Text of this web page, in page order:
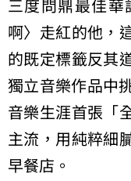
三度問鼎最佳
啊〉走紅的他，
的既定標籤反其
獨立音樂作品中
音樂生涯首張「
主流，用純粹細
早餐店。